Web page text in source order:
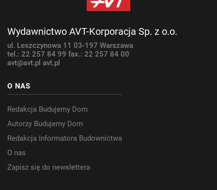
Wydawnictwo AVT-Korporacja Sp. z o.o.
ul. Leszczynowa 11 03-197 Warszawa
tel.: 22 257 84 99 fax.: 22 257 84 00
avt@avt.pl avt.pl
O NAS
Redakcja Budujemy Dom
Autorzy Budujemy Dom
Redakcja Informatora Budownictwa
O nas
Zapisz się do newslettera